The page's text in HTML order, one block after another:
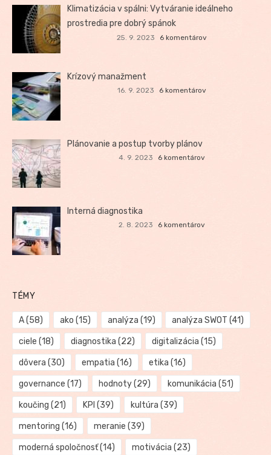
Klimatizácia v spálni: Vytváranie ideálneho
prostredia pre dobrý spánok
25. 9. 2023 6 komentárov
Krízový manažment
16. 9. 2023 6 komentárov
Plánovanie a postup tvorby plánov
4. 9. 2023 6 komentárov
Interná diagnostika
2. 8. 2023 6 komentárov
TÉMY
A(58) ako (15) analýza (19) analýza SWOT (41)
ciele (18) diagnostika (22) digitalizácia (15)
dôvera (30) empatia (16) etika (16)
governance (17) hodnoty(29) komunikácia (51)
koučing (21) KPI (39) kultúra (39)
mentoring (16) meranie (39)
moderná spoločnosť(14) motivácia (23)